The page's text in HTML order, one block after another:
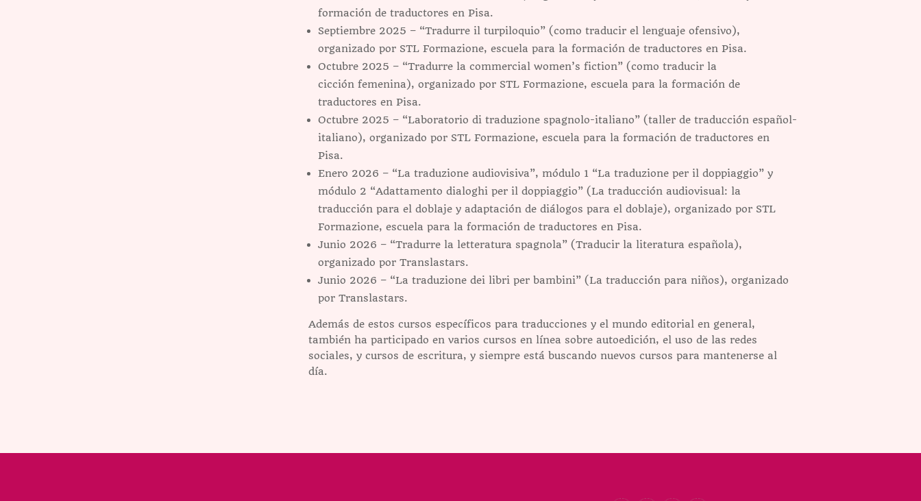
formación de traductores en Pisa.
Septiembre 2025 – “Tradurre il turpiloquio” (como traducir el lenguaje ofensivo),
organizado por STL Formazione, escuela para la formación de traductores en Pisa.
Octubre 2025 – “Tradurre la commercial women’s fiction” (como traducir la
cicción femenina), organizado por STL Formazione, escuela para la formación de
traductores en Pisa.
Octubre 2025 – “Laboratorio di traduzione spagnolo-italiano” (taller de traducción español-
italiano), organizado por STL Formazione, escuela para la formación de traductores en
Pisa.
Enero 2026 – “La traduzione audiovisiva”, módulo 1 “La traduzione per il doppiaggio” y
módulo 2 “Adattamento dialoghi per il doppiaggio” (La traducción audiovisual: la
traducción para el doblaje y adaptación de diálogos para el doblaje), organizado por STL
Formazione, escuela para la formación de traductores en Pisa.
Junio 2026 – “Tradurre la letteratura spagnola” (Traducir la literatura española),
organizado por Translastars.
Junio 2026 – “La traduzione dei libri per bambini” (La traducción para niños), organizado
por Translastars.
Además de estos cursos específicos para traducciones y el mundo editorial en general,
también ha participado en varios cursos en línea sobre autoedición, el uso de las redes
sociales, y cursos de escritura, y siempre está buscando nuevos cursos para mantenerse al
día.